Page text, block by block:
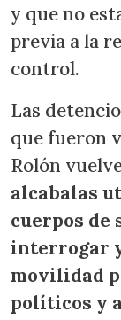
y que no
previa a la
control.
Las
que fueron
Rolón
alcabalas
cuerpos de
interrogar
movilidad
políticos y